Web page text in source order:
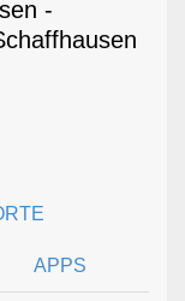
-
APPS